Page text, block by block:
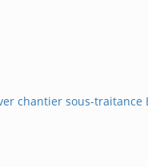
chantier sous-traitance